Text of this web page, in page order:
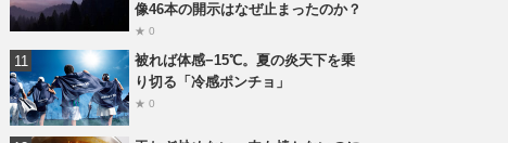
像46本の開示はなぜ止まったのか？
★ 0
被れば体感−15℃。夏の炎天下を乗
り切る「冷感ポンチョ」
★ 0